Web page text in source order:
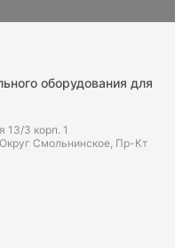
оборудования для
13/3 корп. 1
Смольнинское, Пр-Кт